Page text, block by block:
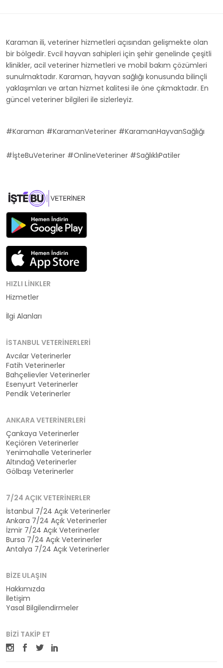
Karaman ili, veteriner hizmetleri açısından gelişmekte olan
bir bölgedir. Evcil hayvan sahipleri için şehir genelinde çeşitli
klinikler, acil veteriner hizmetleri ve mobil bakım çözümleri
sunulmaktadır. Karaman, hayvan sağlığı konusunda bilinçli
yaklaşımları ve artan hizmet kalitesi ile öne çıkmaktadır. En
güncel veteriner bilgileri ile sizlerleyiz.
#Karaman #KaramanVeteriner #KaramanHayvanSağlığı
#İşteBuVeteriner #OnlineVeteriner #SağlıklıPatiler
HIZLI LINKLER
Hizmetler
İlgi Alanları
İSTANBUL VETERINERLERI
Avcılar Veterinerler
Fatih Veterinerler
Bahçelievler Veterinerler
Esenyurt Veterinerler
Pendik Veterinerler
ANKARA VETERINERLERI
Çankaya Veterinerler
Keçiören Veterinerler
Yenimahalle Veterinerler
Altındağ Veterinerler
Gölbaşı Veterinerler
7/24 AÇIK VETERINERLER
İstanbul 7/24 Açık Veterinerler
Ankara 7/24 Açık Veterinerler
İzmir 7/24 Açık Veterinerler
Bursa 7/24 Açık Veterinerler
Antalya 7/24 Açık Veterinerler
BIZE ULAŞIN
Hakkımızda
İletişim
Yasal Bilgilendirmeler
BIZI TAKIP ET